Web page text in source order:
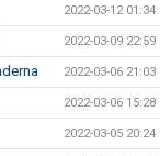
2022-03-12 01:34
2022-03-09 22:59
2022-03-06 21:03
2022-03-06 15:28
2022-03-05 20:24